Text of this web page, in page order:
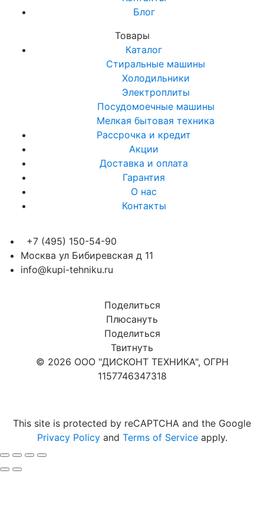
Блог
Товары
Каталог
Стиральные машины
Холодильники
Электроплиты
Посудомоечные машины
Мелкая бытовая техника
Рассрочка и кредит
Акции
Доставка и оплата
Гарантия
О нас
Контакты
+7 (495) 150-54-90
Москва ул Бибиревская д 11
info@kupi-tehniku.ru
Поделиться
Плюсануть
Поделиться
Твитнуть
© 2026 ООО "ДИСКОНТ ТЕХНИКА", ОГРН
1157746347318
This site is protected by reCAPTCHA and the Google
Privacy Policyand Terms of Serviceapply.